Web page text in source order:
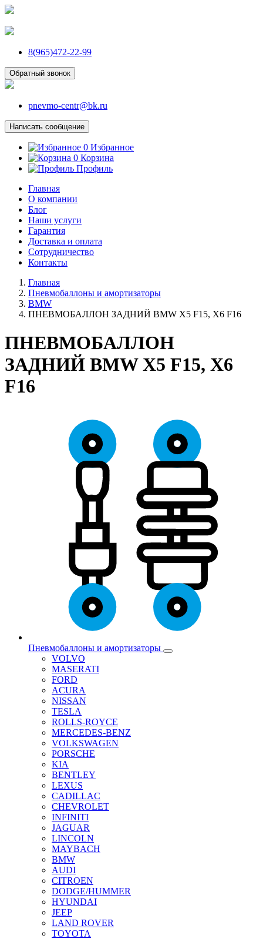
8(965)472-22-99
Обратный звонок
pnevmo-centr@bk.ru
Написать сообщение
0 Избранное
0 Корзина
Профиль
Главная
О компании
Блог
Наши услуги
Гарантия
Доставка и оплата
Сотрудничество
Контакты
Главная
Пневмобаллоны и амортизаторы
BMW
ПНЕВМОБАЛЛОН ЗАДНИЙ BMW X5 F15, X6 F16
ПНЕВМОБАЛЛОН
ЗАДНИЙ BMW X5 F15, X6
F16
Пневмобаллоны и амортизаторы
VOLVO
MASERATI
FORD
ACURA
NISSAN
TESLA
ROLLS-ROYCE
MERCEDES-BENZ
VOLKSWAGEN
PORSCHE
KIA
BENTLEY
LEXUS
CADILLAC
CHEVROLET
INFINITI
JAGUAR
LINCOLN
MAYBACH
BMW
AUDI
CITROEN
DODGE/HUMMER
HYUNDAI
JEEP
LAND ROVER
TOYOTA